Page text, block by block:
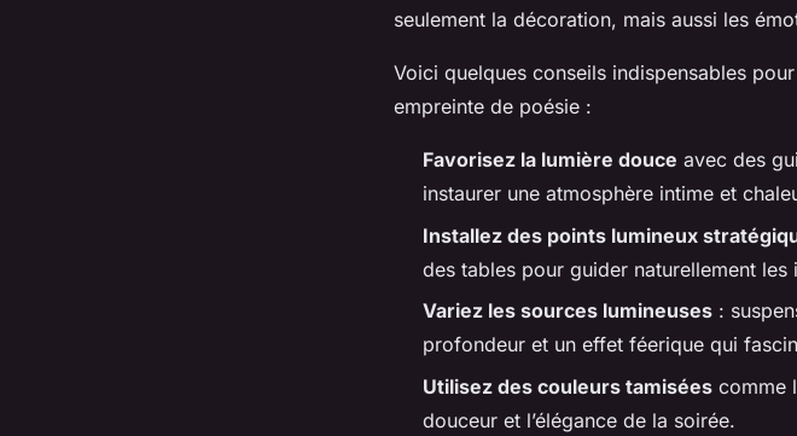
seulement la décoration, mais aussi les
Voici quelques conseils indispensables
empreinte de poésie :
Favorisez la lumière douce avec des
instaurer une atmosphère intime et
Installez des points lumineux
des tables pour guider naturellement
Variez les sources lumineuses :
profondeur et un effet féerique qui
Utilisez des couleurs tamisées comme
douceur et l’élégance de la soirée.